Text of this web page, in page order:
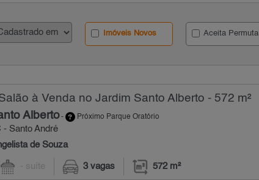
Imóveis Novos Aceita Permuta
à Venda no Jardim Santo Alberto - 572 m²
Alberto- Próximo Parque Oratório
- Santo André
de Souza
- suíte 3 vagas 572 m²